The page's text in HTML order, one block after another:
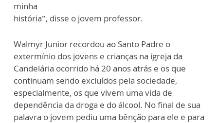
minha
história”, disse o jovem professor.
Walmyr Junior recordou ao Santo Padre o
extermínio dos jovens e crianças na igreja da
Candelária ocorrido há 20 anos atrás e os que
continuam sendo excluídos pela sociedade,
especialmente, os que vivem uma vida de
dependência da droga e do álcool. No final de sua
palavra o jovem pediu uma bênção para ele e para